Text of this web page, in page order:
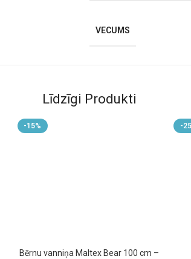
VECUMS
Līdzīgi Produkti
-15%
Bērnu vanniņa Maltex Bear 100 cm –
-